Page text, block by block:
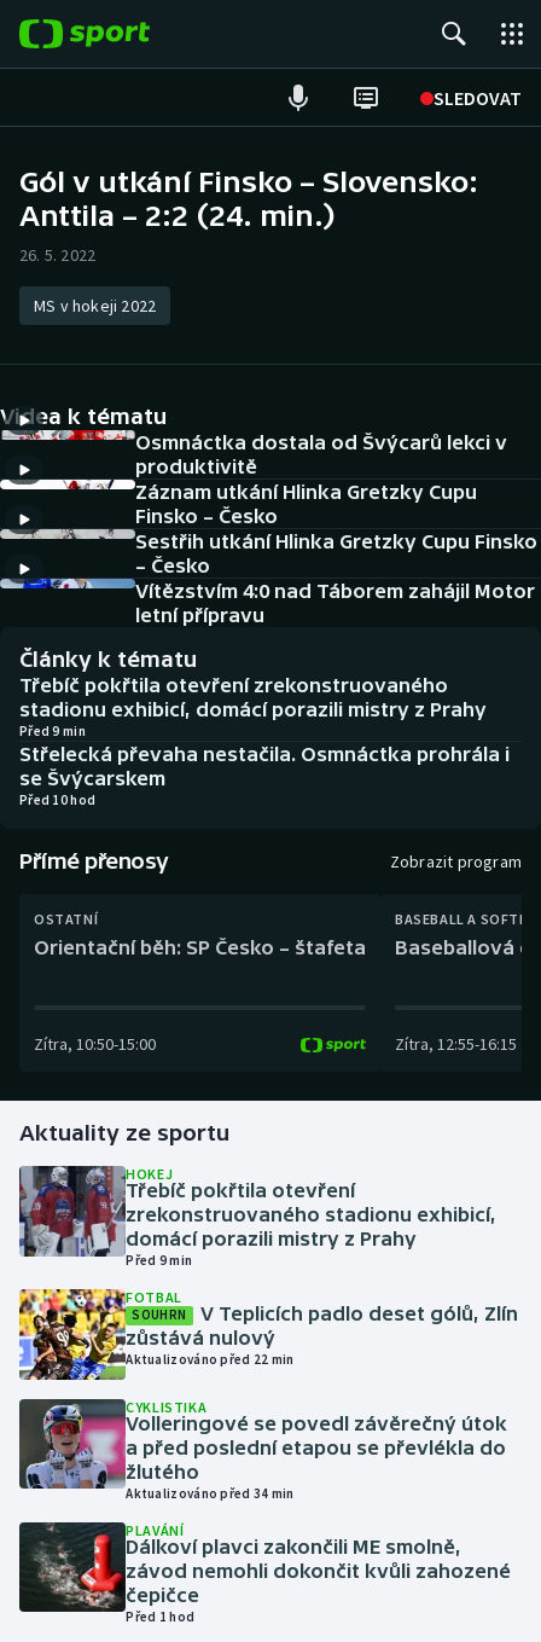
SLEDOVAT
Hokej
Atletika
DALŠÍ SPORTY
Americký fotbal
Baseball a softbal
Biatlon
Boby a skeleton
Box
Curling
Dostihy
Gymnastika
Házená
Jezdectví
Judo
Krasobruslení
Lezení
Lyže a snowboard
Moderní pětiboj
Motorsport
NEPŘEHLÉDNĚTE
Historické návraty
Aplikace ČT sport
AZ kvíz
Gól v utkání Finsko – Slovensko:
Anttila – 2:2 (24. min.)
26. 5. 2022
MS v hokeji 2022
Videa k tématu
Osmnáctka dostala od Švýcarů lekci v
produktivitě
Záznam utkání Hlinka Gretzky Cupu
Finsko – Česko
Sestřih utkání Hlinka Gretzky Cupu Finsko
– Česko
Vítězstvím 4:0 nad Táborem zahájil Motor
letní přípravu
Články k tématu
Třebíč pokřtila otevření zrekonstruovaného
stadionu exhibicí, domácí porazili mistry z Prahy
Před 9 min
Střelecká převaha nestačila. Osmnáctka prohrála i
se Švýcarskem
Před 10 hod
Přímé přenosy Zobrazit program
OSTATNÍ
Orientační běh: SP Česko – štafeta
Zítra, 10:50-15:00
BASEBALL A
Baseballová
Zítra, 12:55-16:15
Aktuality ze sportu
HOKEJ
Třebíč pokřtila otevření
zrekonstruovaného stadionu exhibicí,
domácí porazili mistry z Prahy
Před 9 min
FOTBAL
SOUHRN
V Teplicích padlo deset gólů, Zlín
zůstává nulový
Aktualizováno před 22 min
CYKLISTIKA
Volleringové se povedl závěrečný útok
a před poslední etapou se převlékla do
žlutého
Aktualizováno před 34 min
PLAVÁNÍ
Dálkoví plavci zakončili ME smolně,
závod nemohli dokončit kvůli zahozené
čepičce
Před 1 hod